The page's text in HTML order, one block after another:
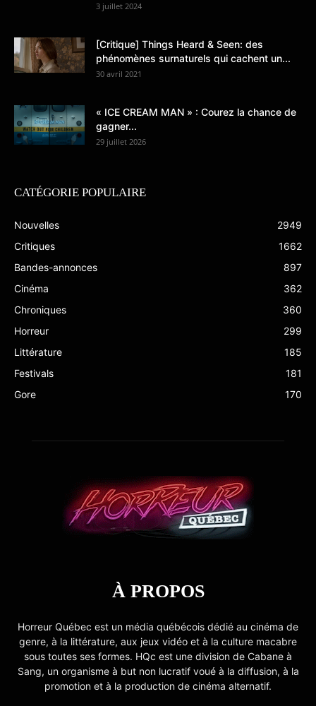
3 juillet 2024
[Critique] Things Heard & Seen: des
phénomènes surnaturels qui cachent un...
30 avril 2021
« ICE CREAM MAN » : Courez la chance de
gagner...
29 juillet 2026
CATÉGORIE POPULAIRE
Nouvelles
2949
Critiques
1662
Bandes-annonces
897
Cinéma
362
Chroniques
360
Horreur
299
Littérature
185
Festivals
181
Gore
170
À PROPOS
Horreur Québec est un média québécois dédié au cinéma de
genre, à la littérature, aux jeux vidéo et à la culture macabre
sous toutes ses formes. HQc est une division de Cabane à
Sang, un organisme à but non lucratif voué à la diffusion, à la
promotion et à la production de cinéma alternatif.